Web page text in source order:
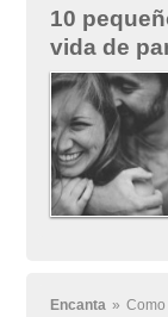
10
vida de
Encanta »